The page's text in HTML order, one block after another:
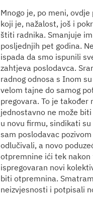
Mnogo je, po meni,
koji je, nažalost, još i
štiti radnika. Smanjuje
posljednjih pet godina.
ispada da smo ispunili
zahtjeva poslodavca.
radnog odnosa s Inom
velom tajne do samog
pregovara. To je
jednostavno ne može
u novu firmu, sindikati
sam poslodavac
odlučivali, a novo
otpremnine ići tek
ispregovaran novi
biti otpremnina.
neizvjesnosti i potpisali